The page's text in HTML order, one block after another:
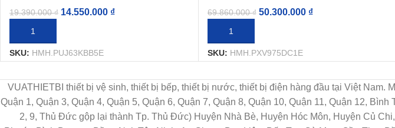
19.390.000₫ 14.550.000 ₫
THÊM VÀO GIỎ HÀNG
SKU: HMH.PUJ63KBB5E
69.860.000₫ 50.300.000 ₫
THÊM VÀO GIỎ HÀNG
SKU: HMH.PXV975DC1E
VUATHIETBI thiết bị vệ sinh, thiết bị bếp, thiết bị nước, thiết bị điện hàng đầu tại Việt
Quận 1, Quận 3, Quận 4, Quận 5, Quận 6, Quận 7, Quận 8, Quận 10, Quận 11, Quận 12,
2, 9, Thủ Đức gộp lại thành Tp. Thủ Đức) Huyện Nhà Bè, Huyện Hóc Môn, Huyện Củ